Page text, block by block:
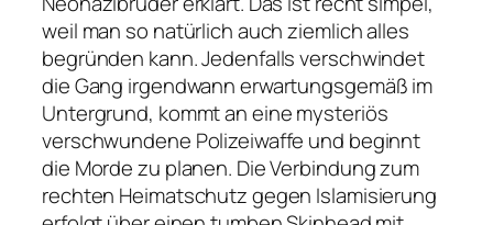
weil man so natürlich auch ziemlich alles
begründen kann. Jedenfalls verschwindet
die Gang irgendwann erwartungsgemäß im
Untergrund, kommt an eine mysteriös
verschwundene Polizeiwaffe und beginnt
die Morde zu planen. Die Verbindung zum
rechten Heimatschutz gegen Islamisierung